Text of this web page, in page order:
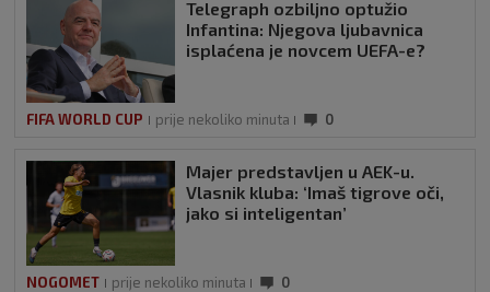
Telegraph ozbiljno optužio
Infantina: Njegova ljubavnica
isplaćena je novcem UEFA-e?
FIFA WORLD CUP prije nekoliko minuta 0
Majer predstavljen u AEK-u.
Vlasnik kluba: ‘Imaš tigrove oči,
jako si inteligentan’
NOGOMET prije nekoliko minuta 0